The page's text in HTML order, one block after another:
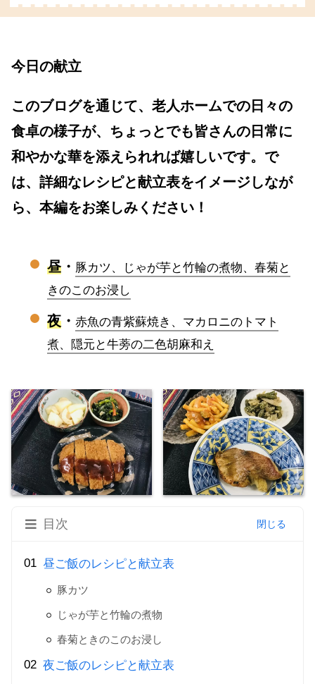
今日の献立
このブログを通じて、老人ホームでの日々の
食卓の様子が、ちょっとでも皆さんの日常に
和やかな華を添えられれば嬉しいです。で
は、詳細なレシピと献立表をイメージしなが
ら、本編をお楽しみください！
昼・ 豚カツ、じゃが芋と竹輪の煮物、春菊と
きのこのお浸し
夜 ・ 赤魚の青紫蘇焼き、マカロニのトマト
煮、隠元と牛蒡の二色胡麻和え
目次
昼ご飯のレシピと献立表
豚カツ
じゃが芋と竹輪の煮物
春菊ときのこのお浸し
夜ご飯のレシピと献立表